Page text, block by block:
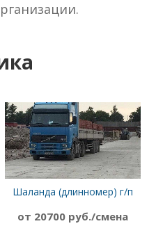
Шаланда (длинномер) г/п
от 20700 руб./смена